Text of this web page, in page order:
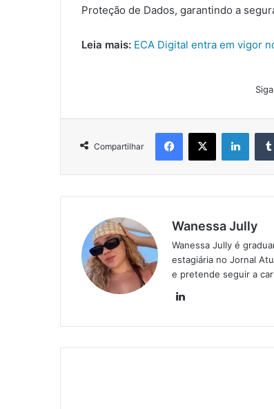
Proteção de Dados, garantindo a
Leia mais: ECA Digital entra em vigor
Compartilhar
Wanessa Jully
Wanessa Jully é
estagiária no Jornal
e pretende seguir a
din